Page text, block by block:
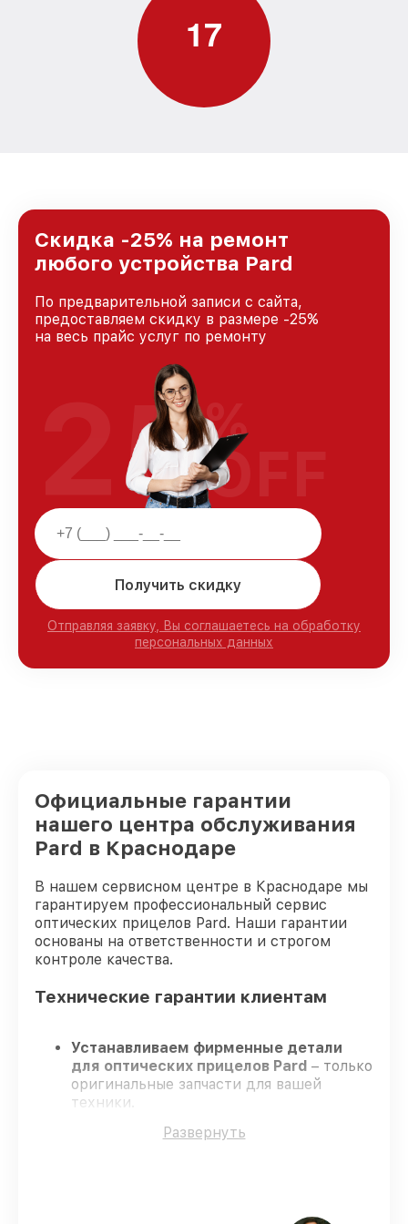
17
Скидка -25% на ремонт
любого устройства Pard
По предварительной записи с сайта,
предоставляем скидку в размере -25%
на весь прайс услуг по ремонту
Получить скидку
Отправляя заявку, Вы соглашаетесь на обработку
персональных данных
25%
OFF
Официальные гарантии
нашего центра обслуживания
Pard в Краснодаре
В нашем сервисном центре в Краснодаре мы
гарантируем профессиональный сервис
оптических прицелов Pard. Наши гарантии
основаны на ответственности и строгом
контроле качества.
Технические гарантии клиентам
Устанавливаем фирменные детали
для оптических прицелов Pard – только
оригинальные запчасти для вашей
техники.
серьезную проверку знаний и навыков,
Развернуть